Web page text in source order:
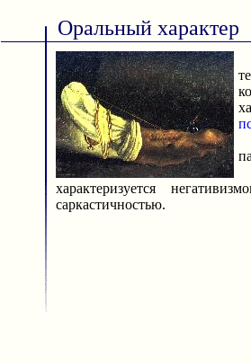
Оральный характер
характеризуется
саркастичностью.